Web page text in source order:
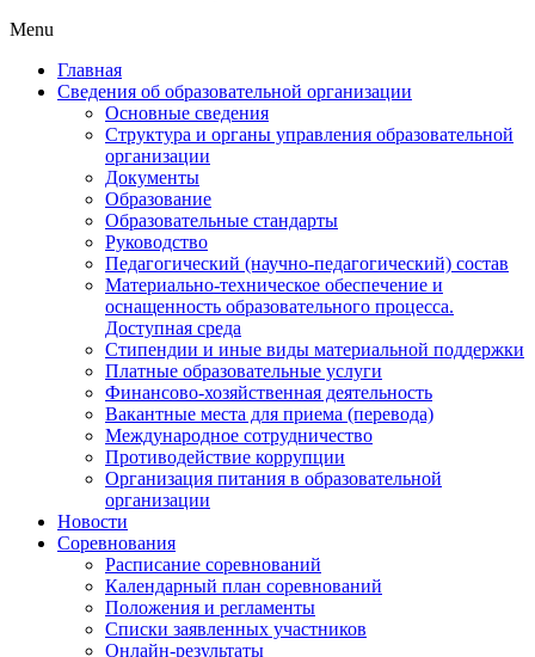
Menu
Главная
Сведения об образовательной организации
Основные сведения
Структура и органы управления образовательной
организации
Документы
Образование
Образовательные стандарты
Руководство
Педагогический (научно-педагогический) состав
Материально-техническое обеспечение и
оснащенность образовательного процесса.
Доступная среда
Стипендии и иные виды материальной поддержки
Платные образовательные услуги
Финансово-хозяйственная деятельность
Вакантные места для приема (перевода)
Международное сотрудничество
Противодействие коррупции
Организация питания в образовательной
организации
Новости
Соревнования
Расписание соревнований
Календарный план соревнований
Положения и регламенты
Списки заявленных участников
Онлайн-результаты